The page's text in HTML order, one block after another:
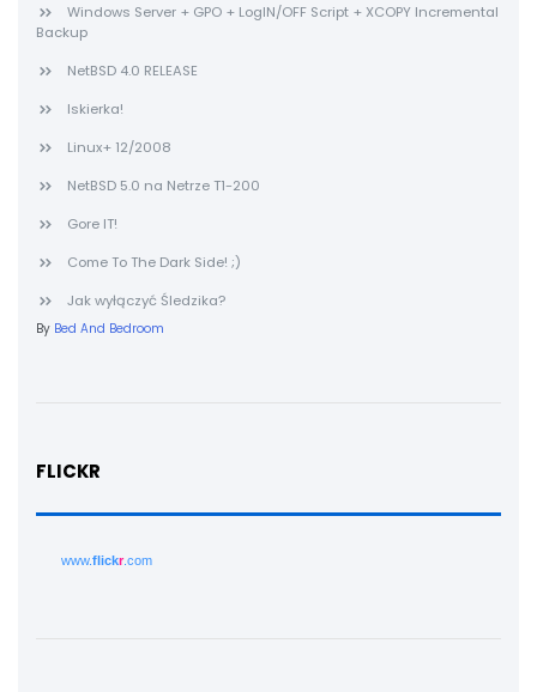
Windows Server + GPO + LogIN/OFF Script + XCOPY Incremental
Backup
NetBSD 4.0 RELEASE
Iskierka!
Linux+ 12/2008
NetBSD 5.0 na Netrze T1-200
Gore IT!
Come To The Dark Side! ;)
Jak wyłączyć Śledzika?
By Bed And Bedroom
FLICKR
www.flickr.com